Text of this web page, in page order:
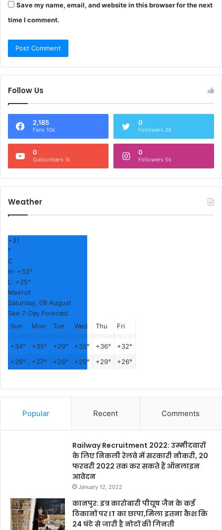
Save my name, email, and website in this browser for the next
time I comment.
Follow Us
2,185
Fans 10k
0
Followers 2k
0
Subscribers 1k
0
Followers 5k
Weather
+31
°
C
H: +33°
L: +25°
Meerut
Saturday, 08 August
See 7-Day Forecast
Sun
Mon Tue Wed Thu Fri
+34° +35° +29° +35° +36° +32°
+26° +27° +26° +25° +29° +26°
Popular Recent Comments
Railway Recruitment 2022: उम्मीदवारों
के लिए निकली रेलवे में सरकारी नौकरी, 20
फरवरी 2022 तक कर सकते हैं ऑनलाइन
आवेदन
January 12, 2022
कानपुर: इत्र कारोबारी पीयूष जैन के कई
ठिकानों पर IT का छापा,मिला इतना कैश कि
24 घंटे से जारी है नोटों की गिनती